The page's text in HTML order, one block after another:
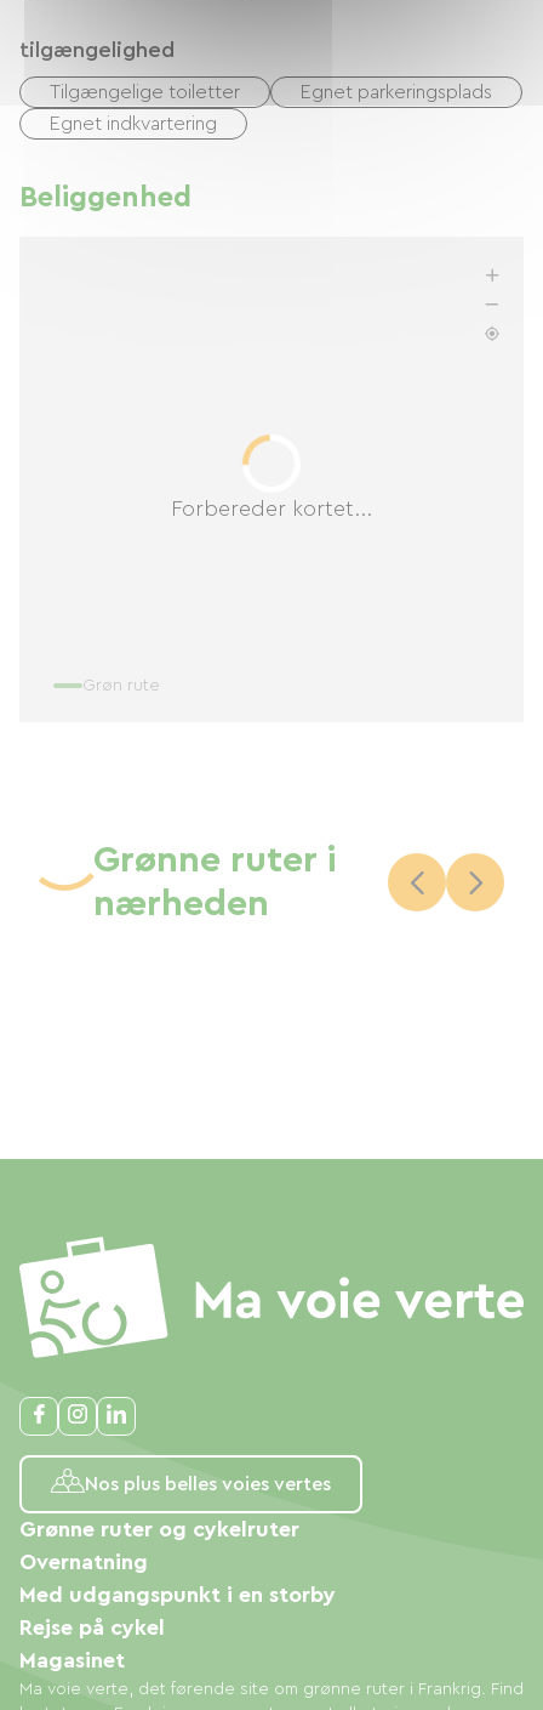
tilgængelighed
Tilgængelige toiletter
Egnet parkeringsplads
Egnet indkvartering
Beliggenhed
Forbereder kortet...
Grøn rute
Grønne ruter i
nærheden
Nos plus belles voies vertes
Ma voie verte, det førende site om grønne ruter i Frankrig. Find
Grønne ruter og cykelruter
Overnatning
Med udgangspunkt i en storby
Rejse på cykel
Magasinet